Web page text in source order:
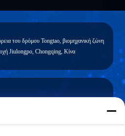
του δρόμου Tongtao, βιομηχανική ζώνη
Jiulongpo, Chongqing, Κίνα